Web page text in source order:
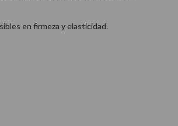
en firmeza y elasticidad.